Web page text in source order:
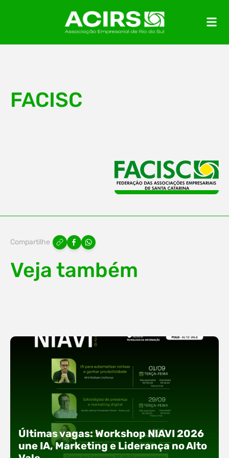
FACISC
Compartilhe
Veja também
Últimas vagas: Workshop NIAVI 2026
une IA, Marketing e Liderança no Alto